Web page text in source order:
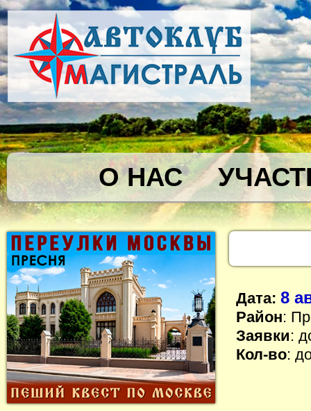
О НАС
Дата: 8
Район:
Заявки:
Кол-во: